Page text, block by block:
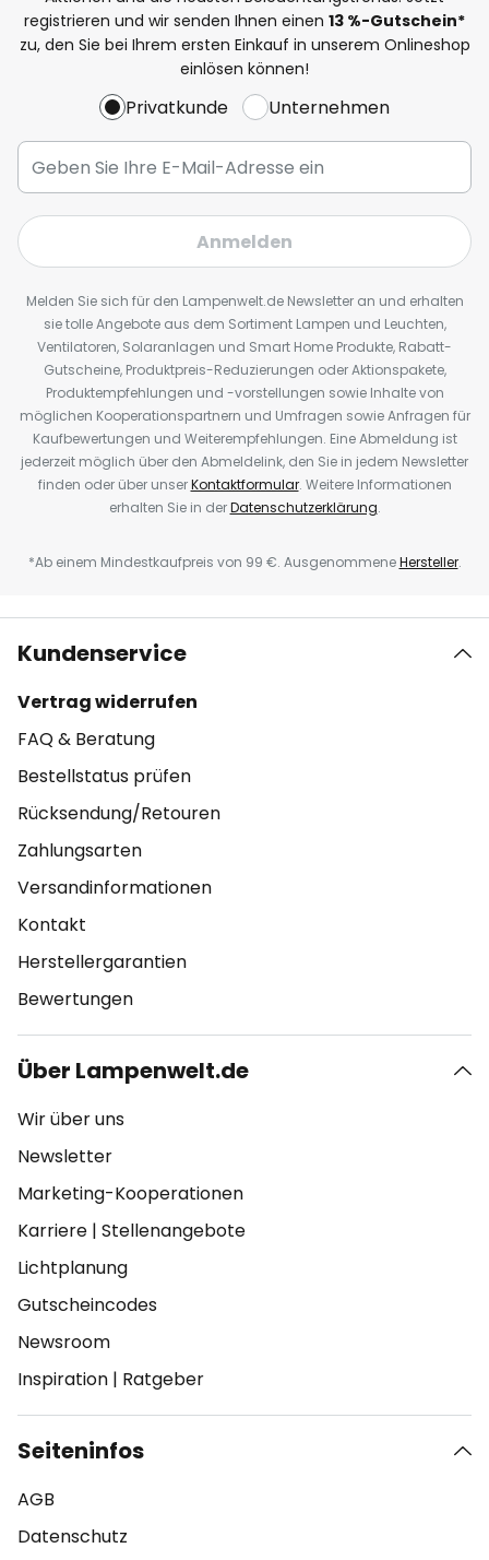
registrieren und wir senden Ihnen einen 13 %-Gutschein*
zu, den Sie bei Ihrem ersten Einkauf in unserem Onlineshop
einlösen können!
Privatkunde Unternehmen
Anmelden
Melden Sie sich für den Lampenwelt.de Newsletter an und erhalten
sie tolle Angebote aus dem Sortiment Lampen und Leuchten,
Ventilatoren, Solaranlagen und Smart Home Produkte, Rabatt-
Gutscheine, Produktpreis-Reduzierungen oder Aktionspakete,
Produktempfehlungen und -vorstellungen sowie Inhalte von
möglichen Kooperationspartnern und Umfragen sowie Anfragen für
Kaufbewertungen und Weiterempfehlungen. Eine Abmeldung ist
jederzeit möglich über den Abmeldelink, den Sie in jedem Newsletter
finden oder über unserKontaktformular. Weitere Informationen
erhalten Sie in derDatenschutzerklärung.
*Ab einem Mindestkaufpreis von 99 €. AusgenommeneHersteller.
Kundenservice
Vertrag widerrufen
FAQ & Beratung
Bestellstatus prüfen
Rücksendung/Retouren
Zahlungsarten
Versandinformationen
Kontakt
Herstellergarantien
Bewertungen
Über Lampenwelt.de
Wir über uns
Newsletter
Marketing-Kooperationen
Karriere | Stellenangebote
Lichtplanung
Gutscheincodes
Newsroom
Inspiration | Ratgeber
Seiteninfos
AGB
Datenschutz